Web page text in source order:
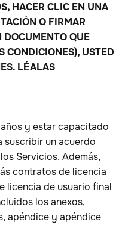
HACER CLIC EN UNA
O FIRMAR
DOCUMENTO QUE
CONDICIONES), USTED
LÉALAS
y estar capacitado
suscribir un acuerdo
Servicios. Además,
contratos de licencia
licencia de usuario final
los anexos,
apéndice y apéndice